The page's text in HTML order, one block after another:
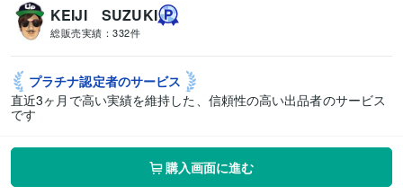
KEIJI SUZUKI
総販売実績： 332件
プラチナ認定者のサービス
直近3ヶ月で高い実績を維持した、信頼性の高い出品者のサービス
です
購入画面に進む